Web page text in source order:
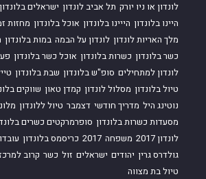
לונדון או ניו יורק תל אביב לונדון ישראלים בלונדון
היינו בלונדון הייינו בלונדון אוכל בלונדון מחזות
מלך האריות לונדון לונדון על הבמה במות בלונדון
כשר בלונדון כשרות בלונדון אוכל כשר בלונדון
לונדון למתחילים סופ"ש בלונדון שבת בלונדון
טיול בלונדון מסלול לונדון קמדן טאון שווקים
נוטינג היל מדריך חודשי דצמבר טיול ללונדון
מסעדות כשרות בלונדון סופרמרקטים כשרים
לונדון 2017
משפחה 2017 כריסמס בלונדון
גולדרס גרין יהודים ישראלים זול כשר קרוב
טיול בת מצווה